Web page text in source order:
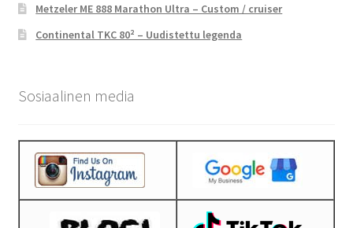
Metzeler ME 888 Marathon Ultra – Custom / cruiser
Continental TKC 80² – Uudistettu legenda
Sosiaalinen media